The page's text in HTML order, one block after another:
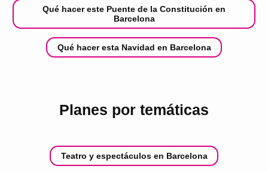
Qué hacer este Puente de la Constitución en
Barcelona
Qué hacer esta Navidad en Barcelona
Planes por temáticas
Teatro y espectáculos en Barcelona